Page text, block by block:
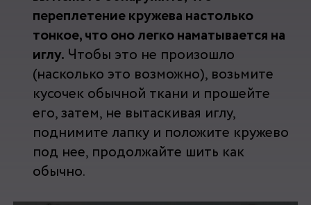
переплетение кружева настолько
тонкое, что оно легко наматывается на
иглу. Чтобы это не произошло
(насколько это возможно), возьмите
кусочек обычной ткани и прошейте
его, затем, не вытаскивая иглу,
поднимите лапку и положите кружево
под нее, продолжайте шить как
обычно.